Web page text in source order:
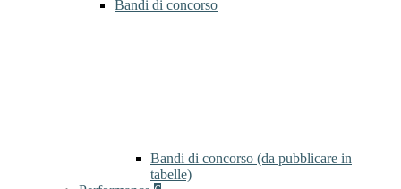
Bandi di concorso
Bandi di concorso (da pubblicare in
tabelle)